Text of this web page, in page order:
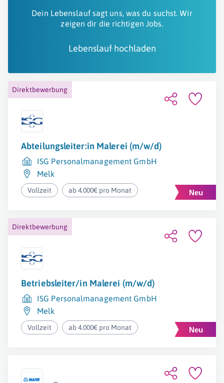
Dein Lebenslauf sagt uns, was du suchst. Wir
zeigen dir die richtigen Jobs.
Lebenslauf hochladen
Direktbewerbung
Abteilungsleiter:in Malerei (m/w/d)
ISG Personalmanagement GmbH
Melk
Vollzeit ab 4.000€ pro Monat
Direktbewerbung
Betriebsleiter/in Malerei (m/w/d)
ISG Personalmanagement GmbH
Melk
Vollzeit ab 4.000€ pro Monat